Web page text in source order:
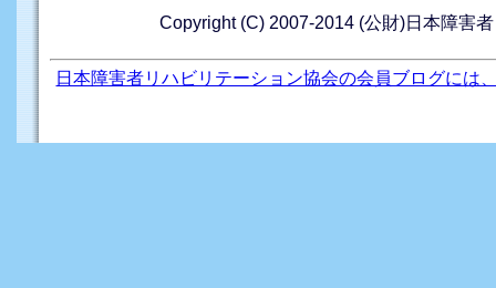
Copyright (C) 2007-2014 (公財)日本障害
日本障害者リハビリテーション協会の会員ブログには